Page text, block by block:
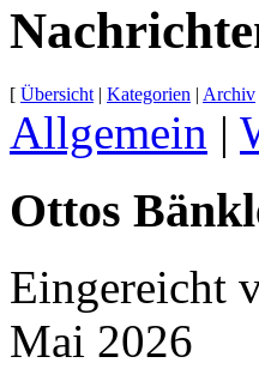
[ Übersicht | Kategorien | Archiv
Allgemein |
Ottos
Eingereicht
Mai 2026